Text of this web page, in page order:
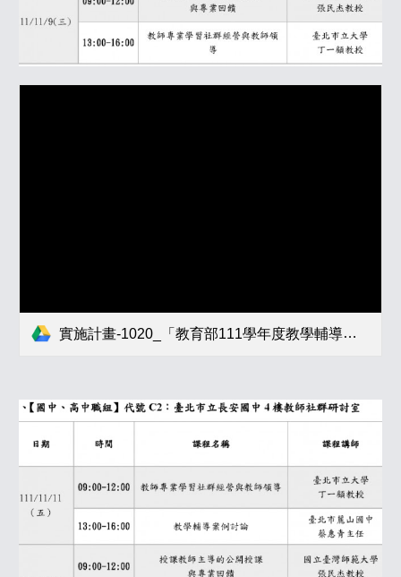
實施計畫-1020_「教育部111學年度教學輔導教師換證研習臺北場實施計畫」及「111學年教學輔導教師換證研習名單」...pdf